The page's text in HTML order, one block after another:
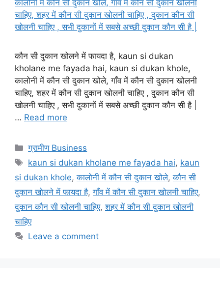
कौन सी दुकान खोलने में फायदा है, kaun si dukan
kholane me fayada hai, kaun si dukan khole,
कालोनी में कौन सी दुकान खोले, गाँव में कौन सी दुकान खोलनी
चाहिए, शहर में कौन सी दुकान खोलनी चाहिए , दुकान कौन सी
खोलनी चाहिए , सभी दुकानों में सबसे अच्छी दुकान कौन सी है |
… Read more
Categories
ग्रामीण Business
Tags
kaun si dukan kholane me fayada hai, kaun
si dukan khole,कालोनी में कौन सी दुकान खोले,कौन सी
दुकान खोलने में फायदा है,गाँव में कौन सी दुकान खोलनी चाहिए,
दुकान कौन सी खोलनी चाहिए,शहर में कौन सी दुकान खोलनी
चाहिए
Leave a comment